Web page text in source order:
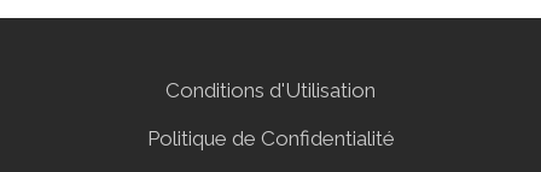
Conditions d'Utilisation
Politique de Confidentialité